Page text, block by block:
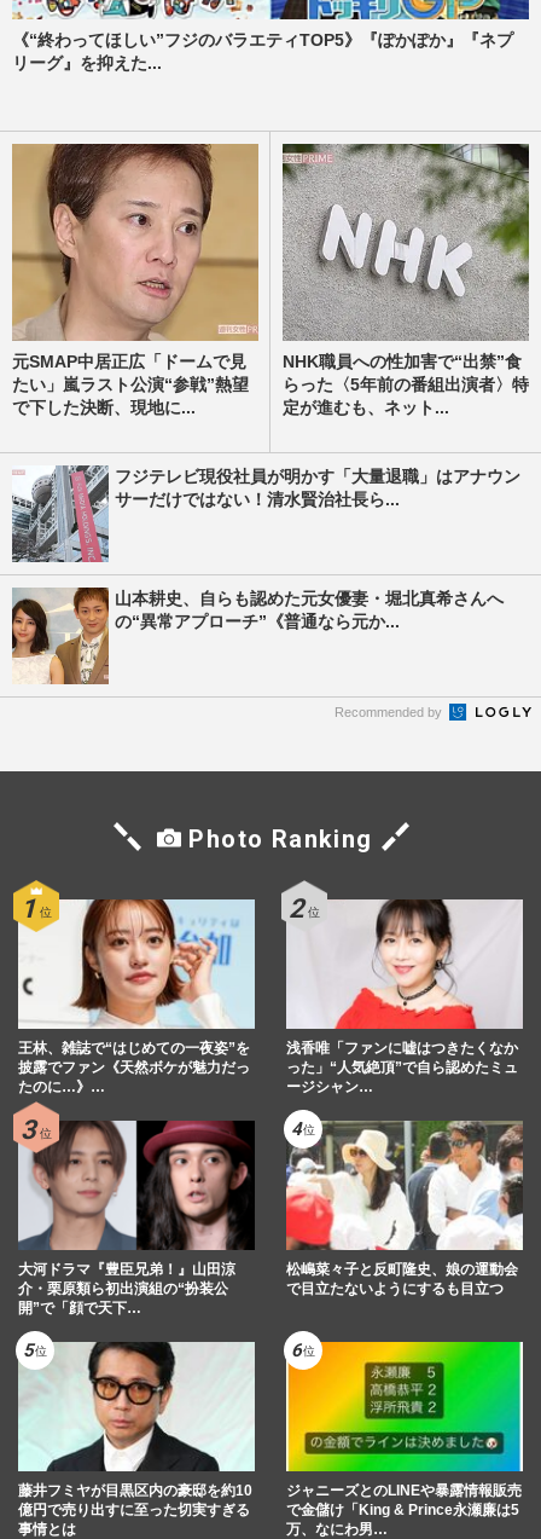
《“終わってほしい”フジのバラエティTOP5》『ぽかぽか』『ネプ
リーグ』を抑えた...
元SMAP中居正広「ドームで見
たい」嵐ラスト公演“参戦”熱望
で下した決断、現地に...
NHK職員への性加害で“出禁”食
らった〈5年前の番組出演者〉特
定が進むも、ネット...
フジテレビ現役社員が明かす「大量退職」はアナウン
サーだけではない！清水賢治社長ら...
山本耕史、自らも認めた元女優妻・堀北真希さんへ
の“異常アプローチ”《普通なら元か...
Recommended by
Photo Ranking
王林、雑誌で“はじめての一夜姿”を
披露でファン《天然ボケが魅力だっ
たのに…》…
浅香唯「ファンに嘘はつきたくなか
った」“人気絶頂”で自ら認めたミュ
ージシャン…
大河ドラマ『豊臣兄弟！』山田涼
介・栗原類ら初出演組の“扮装公
開”で「顔で天下…
松嶋菜々子と反町隆史、娘の運動会
で目立たないようにするも目立つ
藤井フミヤが目黒区内の豪邸を約10
億円で売り出すに至った切実すぎる
事情とは
ジャニーズとのLINEや暴露情報販売
で金儲け「King & Prince永瀬廉は5
万、なにわ男…